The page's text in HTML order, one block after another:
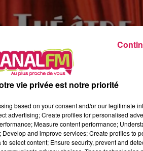
de Guise ce 2 juin à 15h30.
set le dernier théâtre de
vie privée est notre priorité
based on your consent and/or our legitimate
advertising; Create profiles for personalised
Measure content performance;
and improve services; Create profiles to
select content; Ensure security, prevent and